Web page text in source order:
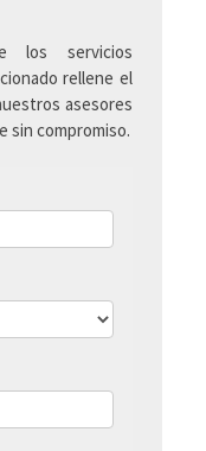
los servicios
rellene el
asesores
sin compromiso.